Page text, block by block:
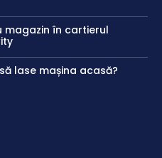
magazin în cartierul
lase mașina acasă?